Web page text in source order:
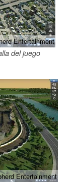
Entertainment
del juego
Entertainment